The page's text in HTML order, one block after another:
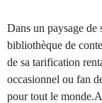
Dans un paysage de
bibliothèque de
de sa tarification
occasionnel ou fan
pour tout le